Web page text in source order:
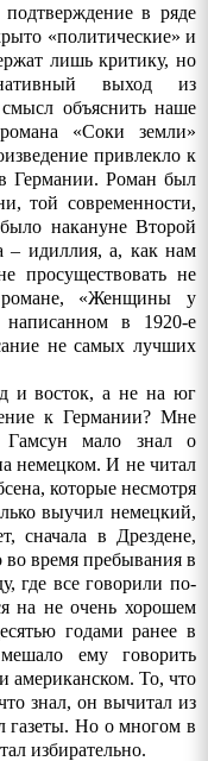
в ряде
«политические» и
лишь критику, но
выход из
объяснить наше
«Соки земли»
привлекло к
Германии. Роман был
той современности,
накануне Второй
идиллия, а, как нам
просуществовать не
«Женщины у
написанном в 1920-е
не самых лучших
и восток, а не на юг
к Германии? Мне
Гамсун мало знал о
немецком.И не читал
которые несмотря
выучил немецкий,
сначала в Дрездене,
время пребывания в
где все говорили по-
на не очень хорошем
годами ранее в
ему говорить
американском. То, что
знал, он вычитал из
газеты. Но о многом в
избирательно.